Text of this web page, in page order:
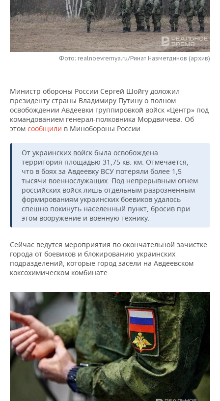
НЕФТЕХИМИЯ
НЕФТЬ
ОПК
РОЗНИЧНАЯ ТОРГОВЛЯ
ТРАНСПОРТ
НОВОСТИ ТЕХНОЛОГИЙ
IT
ТЕЛЕКОММУНИКАЦИИ
МЕРОПРИЯТИЯ
НОВОСТИ МЕРОПРИЯТИЙ
ВЫЕЗДНАЯ РЕДАКЦИЯ
БИЗНЕС-БРАНЧИ
ONLINE-КОНФЕРЕНЦИИ
ОТКРЫТАЯ ЛЕКЦИЯ
СПОРТ
НОВОСТИ СПОРТА
ХОККЕЙ
БАСКЕТБОЛ
ВОЛЕЙБОЛ
КИБЕРСПОРТ
ФИГУРНОЕ КАТАНИЕ
ВОДНЫЕ ВИДЫ СПОРТА
ХОККЕЙ С МЯЧОМ
НОВОСТИ ОБЩЕСТВА
ВЛАСТЬ
ИНФРАСТРУКТУРА
ИСТОРИЯ
КУЛЬТУРА
МЕДИЦИНА
ОБРАЗОВАНИЕ
ПРОИСШЕСТВИЯ
ФОТОГАЛЕРЕЯ
СЮЖЕТЫ
СПРАВОЧНИК
СПИСОК ПЕРСОН
СПИСОК КОМПАНИЙ
ПОЛНАЯ ВЕРСИЯ
Фото: realnoevremya.ru/Ринат Назметдинов (архив)
Министр обороны России Сергей Шойгу доложил
президенту страны Владимиру Путину о полном
освобождении Авдеевки группировкой войск «Центр» под
командованием генерал-полковника Мордвичева. Об
этом сообщили в Минобороны России.
От украинских войск была освобождена
территория площадью 31,75 кв. км. Отмечается,
что в боях за Авдеевку ВСУ потеряли более 1,5
тысячи военнослужащих. Под непрерывным огнем
российских войск лишь отдельным разрозненным
формированиям украинских боевиков удалось
спешно покинуть населенный пункт, бросив при
этом вооружение и военную технику.
Сейчас ведутся мероприятия по окончательной зачистке
города от боевиков и блокированию украинских
подразделений, которые город засели на Авдеевском
коксохимическом комбинате.